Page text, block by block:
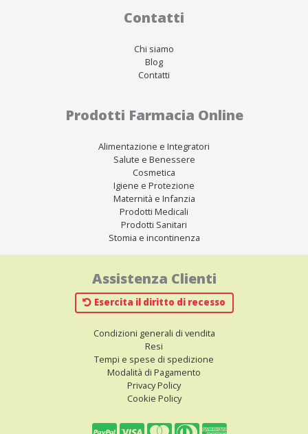
Contatti
Chi siamo
Blog
Contatti
Prodotti Farmacia Online
Alimentazione e Integratori
Salute e Benessere
Cosmetica
Igiene e Protezione
Maternità e Infanzia
Prodotti Medicali
Prodotti Sanitari
Stomia e incontinenza
Assistenza Clienti
Esercita il diritto di recesso
Condizioni generali di vendita
Resi
Tempi e spese di spedizione
Modalità di Pagamento
Privacy Policy
Cookie Policy